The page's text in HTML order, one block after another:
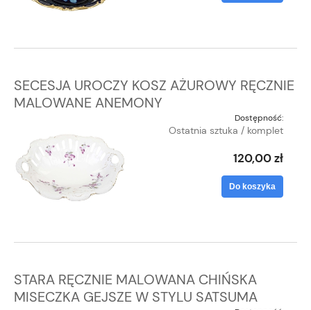
SECESJA UROCZY KOSZ AŻUROWY RĘCZNIE
MALOWANE ANEMONY
Dostępność:
Ostatnia sztuka / komplet
120,00 zł
Do koszyka
STARA RĘCZNIE MALOWANA CHIŃSKA
MISECZKA GEJSZE W STYLU SATSUMA